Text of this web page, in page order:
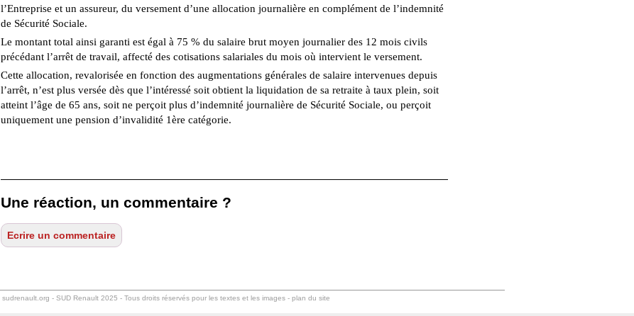
l’Entreprise et un assureur, du versement d’une allocation journalière en complément de l’indemnité
de Sécurité Sociale.
Le montant total ainsi garanti est égal à 75 % du salaire brut moyen journalier des 12 mois civils
précédant l’arrêt de travail, affecté des cotisations salariales du mois où intervient le versement.
Cette allocation, revalorisée en fonction des augmentations générales de salaire intervenues depuis
l’arrêt, n’est plus versée dès que l’intéressé soit obtient la liquidation de sa retraite à taux plein, soit
atteint l’âge de 65 ans, soit ne perçoit plus d’indemnité journalière de Sécurité Sociale, ou perçoit
uniquement une pension d’invalidité 1ère catégorie.
Une réaction, un commentaire ?
sudrenault.org - SUD Renault 2025 - Tous droits réservés pour les textes et les images - plan du site